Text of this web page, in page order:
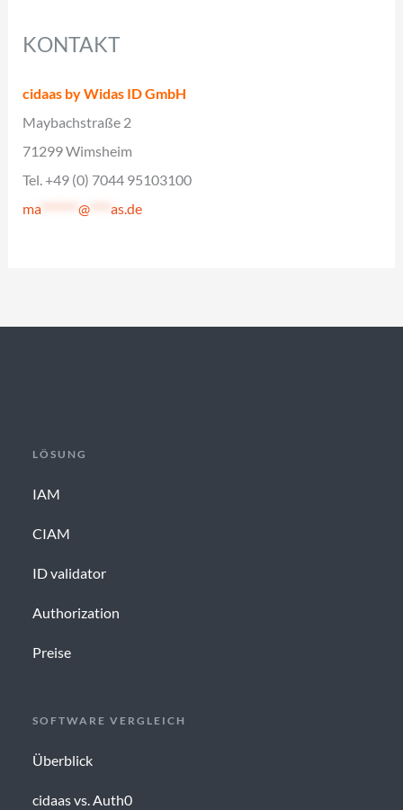
KONTAKT
cidaas by Widas ID GmbH
Maybachstraße 2
71299 Wimsheim
Tel. +49 (0) 7044 95103100
ma*******@ ****as.de
LÖSUNG
IAM
CIAM
ID validator
Authorization
Preise
SOFTWARE VERGLEICH
Überblick
cidaas vs. Auth0